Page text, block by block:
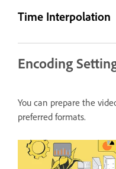
Time Interpolation
Encoding
You can prepare the
preferred formats.